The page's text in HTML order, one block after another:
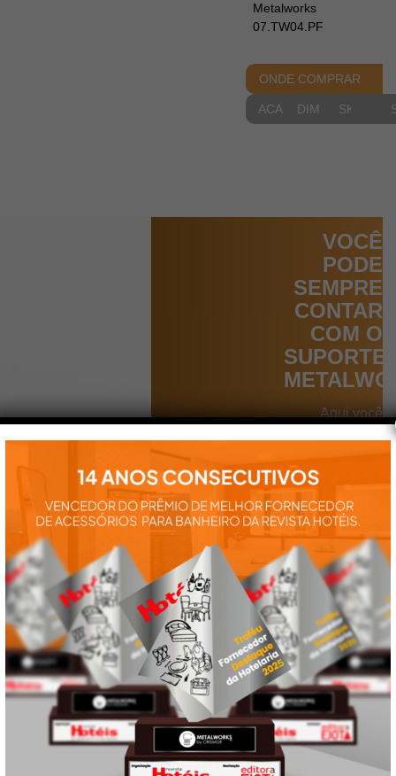
Metalworks
07.TW04.PF
ONDE COMPRAR
ACABAMENTOS
DIMENSIONAIS
VOCÊ
PODE
SEMPRE
CONTAR
COM O
SUPORTE
Aqui você
encontra tudo
para a
utilização de
produtos:
manuais,
vídeos,
catálogos e
tudo mais que
precisa.
VEJA
TAMBÉM